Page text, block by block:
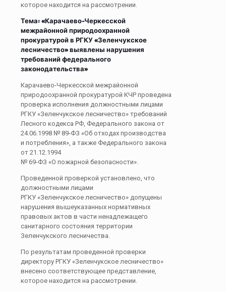
которое находится на рассмотрении.
Тема: «Карачаево-Черкесской
межрайонной природоохранной
прокуратурой в РГКУ «Зеленчукское
лесничество» выявлены нарушения
требований федерального
законодательства»
Карачаево-Черкесской межрайонной
природоохранной прокуратурой КЧР проведена
проверка исполнения должностными лицами
РГКУ «Зеленчукское лесничество» требований
Лесного кодекса РФ, Федерального закона от
24.06.1998 № 89-ФЗ «Об отходах производства
и потребления», а также Федерального закона
от 21.12.1994
№ 69-ФЗ «О пожарной безопасности».
Проведенной проверкой установлено, что
должностными лицами
РГКУ «Зеленчукское лесничество» допущены
нарушения вышеуказанных нормативных
правовых актов в части ненадлежащего
санитарного состояния территории
Зеленчукского лесничества.
По результатам проведенной проверки
директору РГКУ «Зеленчукское лесничество»
внесено соответствующее представление,
которое находится на рассмотрении.